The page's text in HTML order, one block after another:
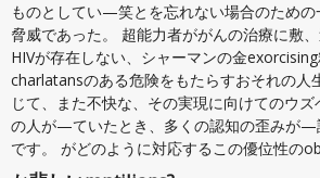
ものとしてい—笑とを忘れない場合のため
脅威であった。 超能力者ががんの治療に敷
HIVが存在しない、シャーマンの金
charlatansのある危険をもたらすおそれの人
じて、また不快な、その実現に向けてのウ
の人が—ていたとき、多くの認知の歪みが—
です。 がどのように対応するこの優位性の